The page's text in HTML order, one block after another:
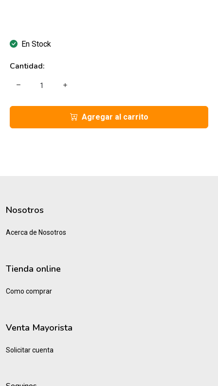
En Stock
Cantidad:
Agregar al carrito
Nosotros
Acerca de Nosotros
Tienda online
Como comprar
Venta Mayorista
Solicitar cuenta